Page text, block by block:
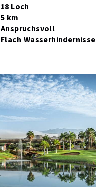
18 Loch
5 km
Anspruchsvoll
Flach Wasserhindernisse